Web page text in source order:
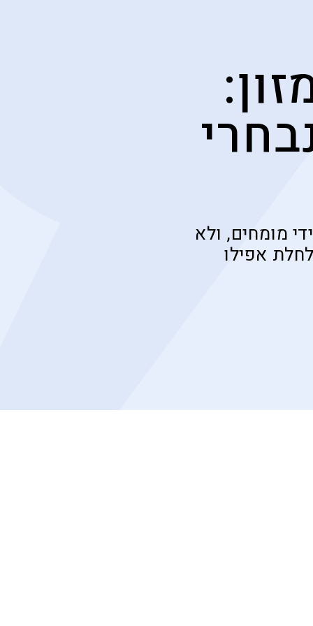
מומחים, ולא
אפילו